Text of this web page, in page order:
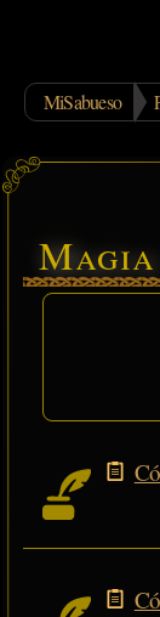
MiSabueso